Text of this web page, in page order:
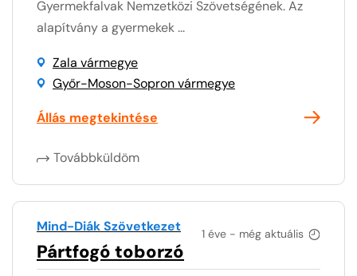
Gyermekfalvak Nemzetközi Szövetségének. Az
alapítvány a gyermekek ...
Zala vármegye
Győr-Moson-Sopron vármegye
Állás megtekintése
Továbbküldöm
1 éve - még aktuális
Mind-Diák Szövetkezet
Pártfogó toborzó